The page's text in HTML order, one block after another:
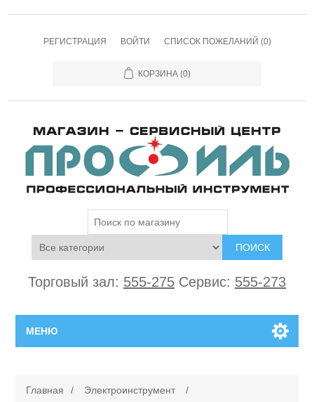
РЕГИСТРАЦИЯ ВОЙТИ СПИСОК ПОЖЕЛАНИЙ (0)
КОРЗИНА (0)
ПОИСК
Торговый зал: 555-275 Сервис: 555-273
МЕНЮ
Главная / Электроинструмент
/